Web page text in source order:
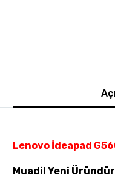
Lenovo İdeapad
Muadil Yeni